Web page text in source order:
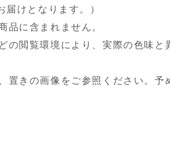
けとなります。）
品に含まれません。
閲覧環境により、実際の色味と
きの画像をご参照ください。予